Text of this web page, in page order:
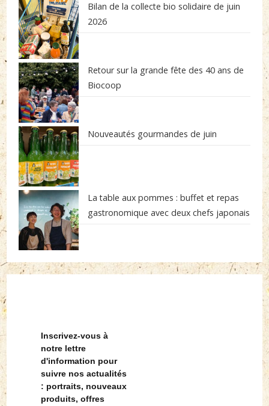
Bilan de la collecte bio solidaire de juin
2026
Retour sur la grande fête des 40 ans de
Biocoop
Nouveautés gourmandes de juin
La table aux pommes : buffet et repas
gastronomique avec deux chefs japonais
Inscrivez-vous à
notre lettre
d'information pour
suivre nos actualités
: portraits, nouveaux
produits, offres